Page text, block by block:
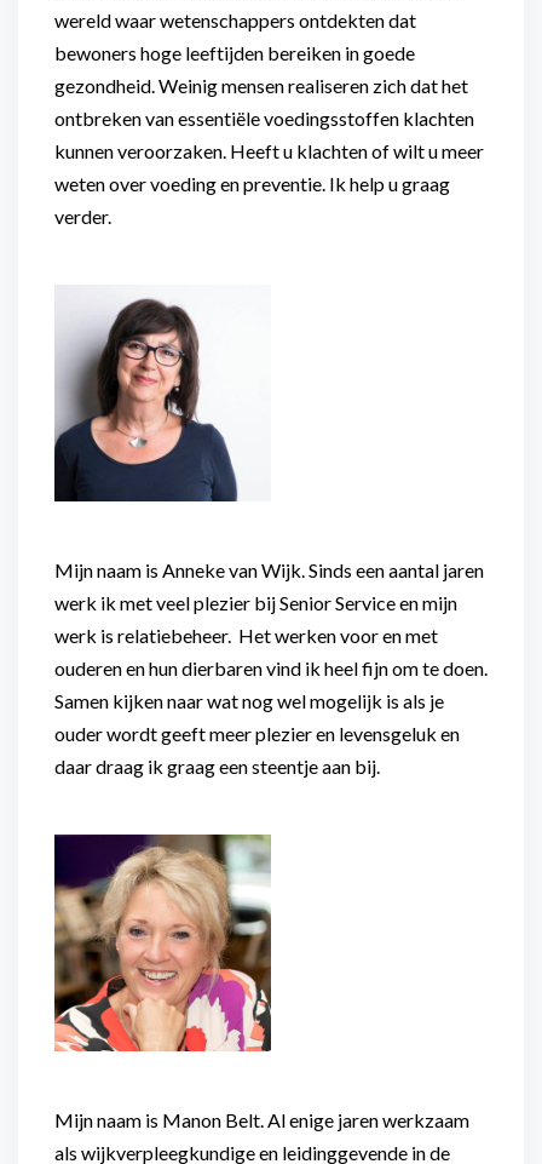
wereld waar wetenschappers ontdekten dat
bewoners hoge leeftijden bereiken in goede
gezondheid. Weinig mensen realiseren zich dat het
ontbreken van essentiële voedingsstoffen klachten
kunnen veroorzaken. Heeft u klachten of wilt u meer
weten over voeding en preventie. Ik help u graag
verder.
Mijn naam is Anneke van Wijk. Sinds een aantal jaren
werk ik met veel plezier bij Senior Service en mijn
werk is relatiebeheer. Het werken voor en met
ouderen en hun dierbaren vind ik heel fijn om te doen.
Samen kijken naar wat nog wel mogelijk is als je
ouder wordt geeft meer plezier en levensgeluk en
daar draag ik graag een steentje aan bij.
Mijn naam is Manon Belt. Al enige jaren werkzaam
als wijkverpleegkundige en leidinggevende in de